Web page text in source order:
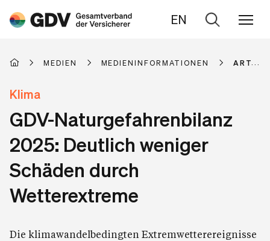
EN
Zur
MEDIEN MEDIENINFORMATIONEN
Klima
GDV-Naturgefahrenbilanz
2025: Deutlich weniger
Schäden durch
Wetterextreme
Die klimawandelbedingten Extremwetterereignisse